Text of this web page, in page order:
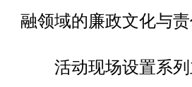
融领域的廉政文化与责
活动现场设置系列